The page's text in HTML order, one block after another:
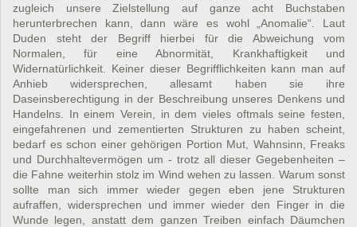
zugleich unsere Zielstellung auf ganze acht Buchstaben
herunterbrechen kann, dann wäre es wohl „Anomalie“. Laut
Duden steht der Begriff hierbei für die Abweichung vom
Normalen, für eine Abnormität, Krankhaftigkeit und
Widernatürlichkeit. Keiner dieser Begrifflichkeiten kann man auf
Anhieb widersprechen, allesamt haben sie ihre
Daseinsberechtigung in der Beschreibung unseres Denkens und
Handelns. In einem Verein, in dem vieles oftmals seine festen,
eingefahrenen und zementierten Strukturen zu haben scheint,
bedarf es schon einer gehörigen Portion Mut, Wahnsinn, Freaks
und Durchhaltevermögen um - trotz all dieser Gegebenheiten –
die Fahne weiterhin stolz im Wind wehen zu lassen. Warum sonst
sollte man sich immer wieder gegen eben jene Strukturen
aufraffen, widersprechen und immer wieder den Finger in die
Wunde legen, anstatt dem ganzen Treiben einfach Däumchen